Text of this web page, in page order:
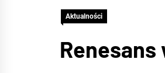
Aktualności